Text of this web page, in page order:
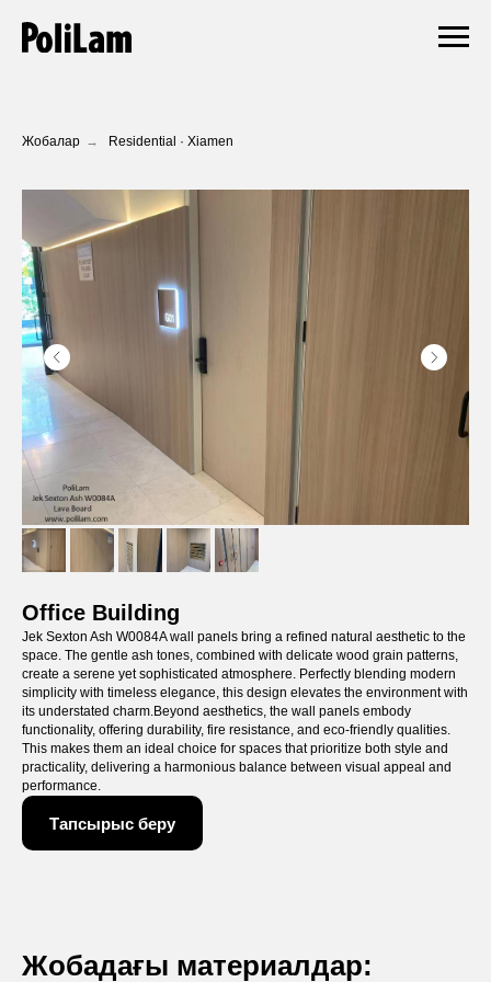
Жобалар → Residential · Xiamen
Office Building
Jek Sexton Ash W0084A wall panels bring a refined natural aesthetic to the
space. The gentle ash tones, combined with delicate wood grain patterns,
create a serene yet sophisticated atmosphere. Perfectly blending modern
simplicity with timeless elegance, this design elevates the environment with
its understated charm.Beyond aesthetics, the wall panels embody
functionality, offering durability, fire resistance, and eco-friendly qualities.
This makes them an ideal choice for spaces that prioritize both style and
practicality, delivering a harmonious balance between visual appeal and
performance.
Тапсырыс беру
Жобадағы материалдар: